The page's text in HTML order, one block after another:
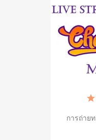
การถ่าย